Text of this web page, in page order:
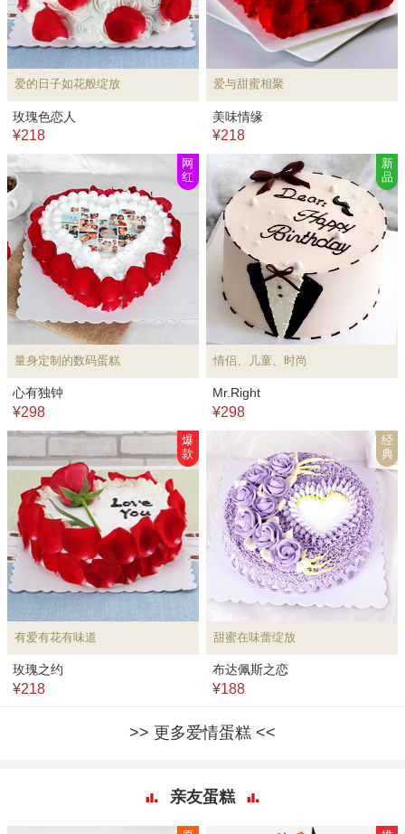
爱的日子如花般绽放
玫瑰色恋人
¥218
爱与甜蜜相聚
美味情缘
¥218
量身定制的数码蛋糕
网
红
心有独钟
¥298
情侣、儿童、时尚
新
品
Mr.Right
¥298
有爱有花有味道
爆
款
玫瑰之约
¥218
甜蜜在味蕾绽放
经
典
布达佩斯之恋
¥188
更多爱情蛋糕
亲友蛋糕